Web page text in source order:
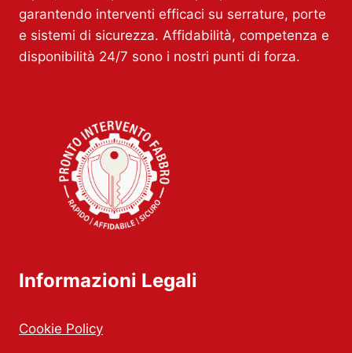
garantendo interventi efficaci su serrature, porte
e sistemi di sicurezza. Affidabilità, competenza e
disponibilità 24/7 sono i nostri punti di forza.
Informazioni Legali
Cookie Policy